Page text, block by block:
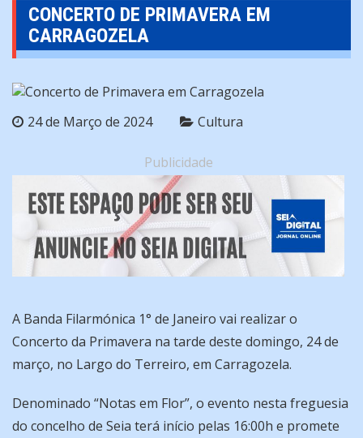
CONCERTO DE PRIMAVERA EM
CARRAGOZELA
24 de Março de 2024 Cultura
Publicidade
A Banda Filarmónica 1° de Janeiro vai realizar o
Concerto da Primavera na tarde deste domingo, 24 de
março, no Largo do Terreiro, em Carragozela.
Denominado “Notas em Flor”, o evento nesta freguesia
do concelho de Seia terá início pelas 16:00h e promete